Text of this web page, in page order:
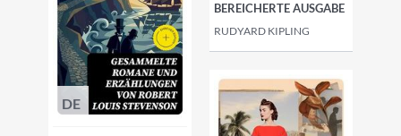
BEREICHERTE AUSGABE
RUDYARD KIPLING
DE